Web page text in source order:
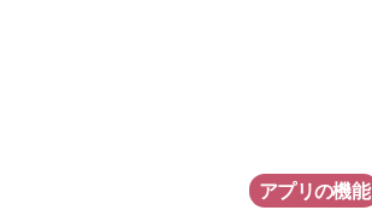
アプリの機能